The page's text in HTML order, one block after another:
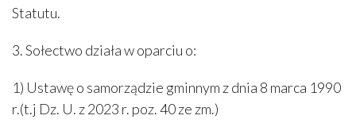
Statutu.
3. Sołectwo działa w oparciu o:
1) Ustawę o samorządzie gminnym z dnia 8 marca 1990
r.(t.j Dz. U. z 2023 r. poz. 40 ze zm.)